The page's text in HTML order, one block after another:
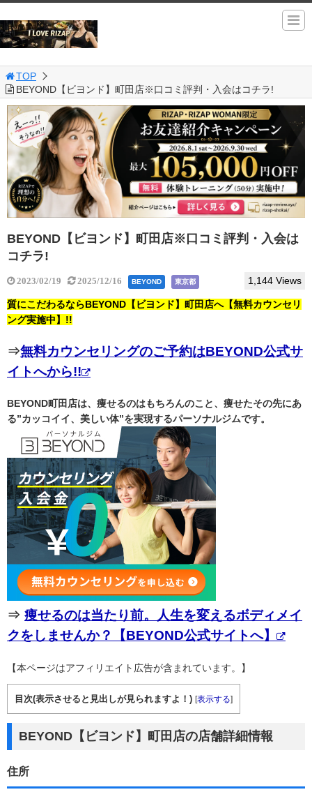
TOP
BEYOND【ビヨンド】町田店※口コミ評判・入会はコチラ!
BEYOND【ビヨンド】町田店※口コミ評判・入会は
コチラ!
2023/02/19 2025/12/16 BEYOND 東京都 1,144 Views
質にこだわるならBEYOND【ビヨンド】町田店へ【無料カウンセリ
ング実施中】!!
⇒無料カウンセリングのご予約はBEYOND公式サ
イトへから!!
BEYOND町田店は、痩せるのはもちろんのこと、痩せたその先にあ
る”カッコイイ、美しい体”を実現するパーソナルジムです。
⇒ 痩せるのは当たり前。人生を変えるボディメイ
クをしませんか？【BEYOND公式サイトへ】
【本ページはアフィリエイト広告が含まれています。】
目次(表示させると見出しが見られますよ！) [表示する]
BEYOND【ビヨンド】町田店の店舗詳細情報
住所